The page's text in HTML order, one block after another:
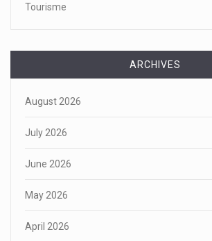
Tourisme
ARCHIVES
August 2026
July 2026
June 2026
May 2026
April 2026